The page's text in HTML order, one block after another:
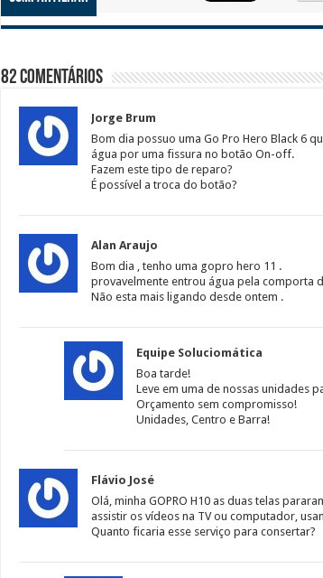
82 Comentários
Jorge Brum
Bom dia possuo uma Go Pro Hero Black 6
água por uma fissura no botão On-off.
Fazem este tipo de reparo?
É possível a troca do botão?
Alan Araujo
Bom dia , tenho uma gopro hero 11 .
provavelmente entrou água pela comporta
Não esta mais ligando desde ontem .
Equipe Soluciomática
Boa tarde!
Leve em uma de nossas unidades
Orçamento sem compromisso!
Unidades, Centro e Barra!
Flávio José
Olá, minha GOPRO H10 as duas telas
assistir os vídeos na TV ou computador,
Quanto ficaria esse serviço para consertar?